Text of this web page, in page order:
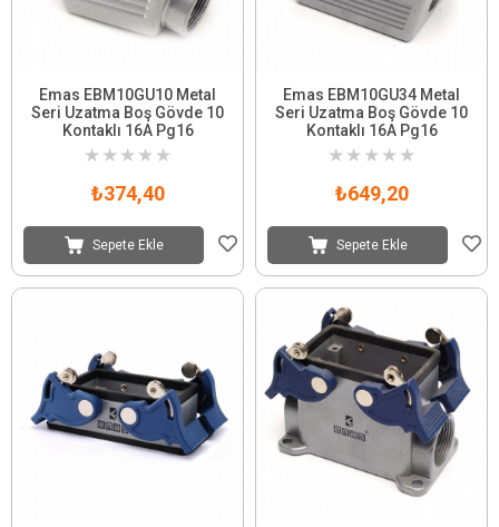
Emas EBM10GU10 Metal
Seri Uzatma Boş Gövde 10
Kontaklı 16A Pg16
★ ★ ★ ★ ★
₺374,40
Sepete Ekle
Emas EBM10GU34 Metal
Seri Uzatma Boş Gövde 10
Kontaklı 16A Pg16
★ ★ ★ ★ ★
₺649,20
Sepete Ekle